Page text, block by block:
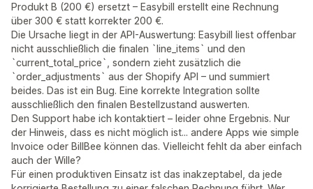
Produkt B (200 €) ersetzt – Easybill erstellt eine Rechnung
über 300 € statt korrekter 200 €.
Die Ursache liegt in der API-Auswertung: Easybill liest offenbar
nicht ausschließlich die finalen `line_items` und den
`current_total_price`, sondern zieht zusätzlich die
`order_adjustments` aus der Shopify API – und summiert
beides. Das ist ein Bug. Eine korrekte Integration sollte
ausschließlich den finalen Bestellzustand auswerten.
Den Support habe ich kontaktiert – leider ohne Ergebnis. Nur
der Hinweis, dass es nicht möglich ist... andere Apps wie simple
Invoice oder BillBee können das. Vielleicht fehlt da aber einfach
auch der Wille?
Für einen produktiven Einsatz ist das inakzeptabel, da jede